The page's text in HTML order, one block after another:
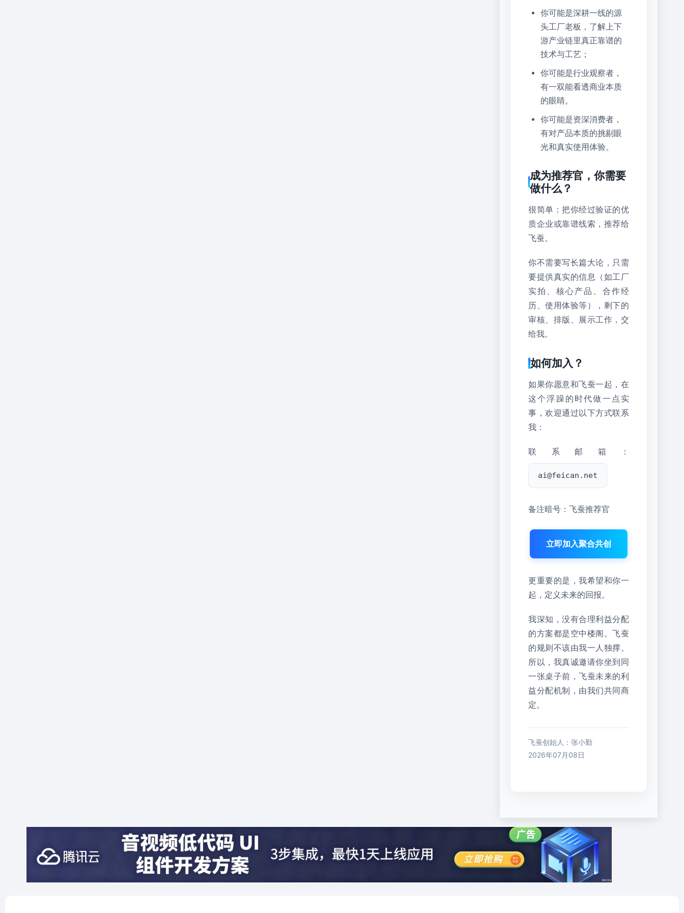
你可能是深耕一线的源
头工厂老板，了解上下
游产业链里真正靠谱的
技术与工艺；
你可能是行业观察者，
有一双能看透商业本质
的眼睛。
你可能是资深消费者，
有对产品本质的挑剔眼
光和真实使用体验。
成为推荐官，你需要
做什么？
很简单：把你经过验证的优
质企业或靠谱线索，推荐给
飞蚕。
你不需要写长篇大论，只需
要提供真实的信息（如工厂
实拍、核心产品、合作经
历、使用体验等），剩下的
审核、排版、展示工作，交
给我。
如何加入？
如果你愿意和飞蚕一起，在
这个浮躁的时代做一点实
事，欢迎通过以下方式联系
我：
联系邮箱：
ai@feican.net
备注暗号：飞蚕推荐官
立即加入聚合共创
更重要的是，我希望和你一
起，定义未来的回报。
我深知，没有合理利益分配
的方案都是空中楼阁。飞蚕
的规则不该由我一人独撑。
所以，我真诚邀请你坐到同
一张桌子前，飞蚕未来的利
益分配机制，由我们共同商
定。
飞蚕创始人：张小勤
2026年07月08日